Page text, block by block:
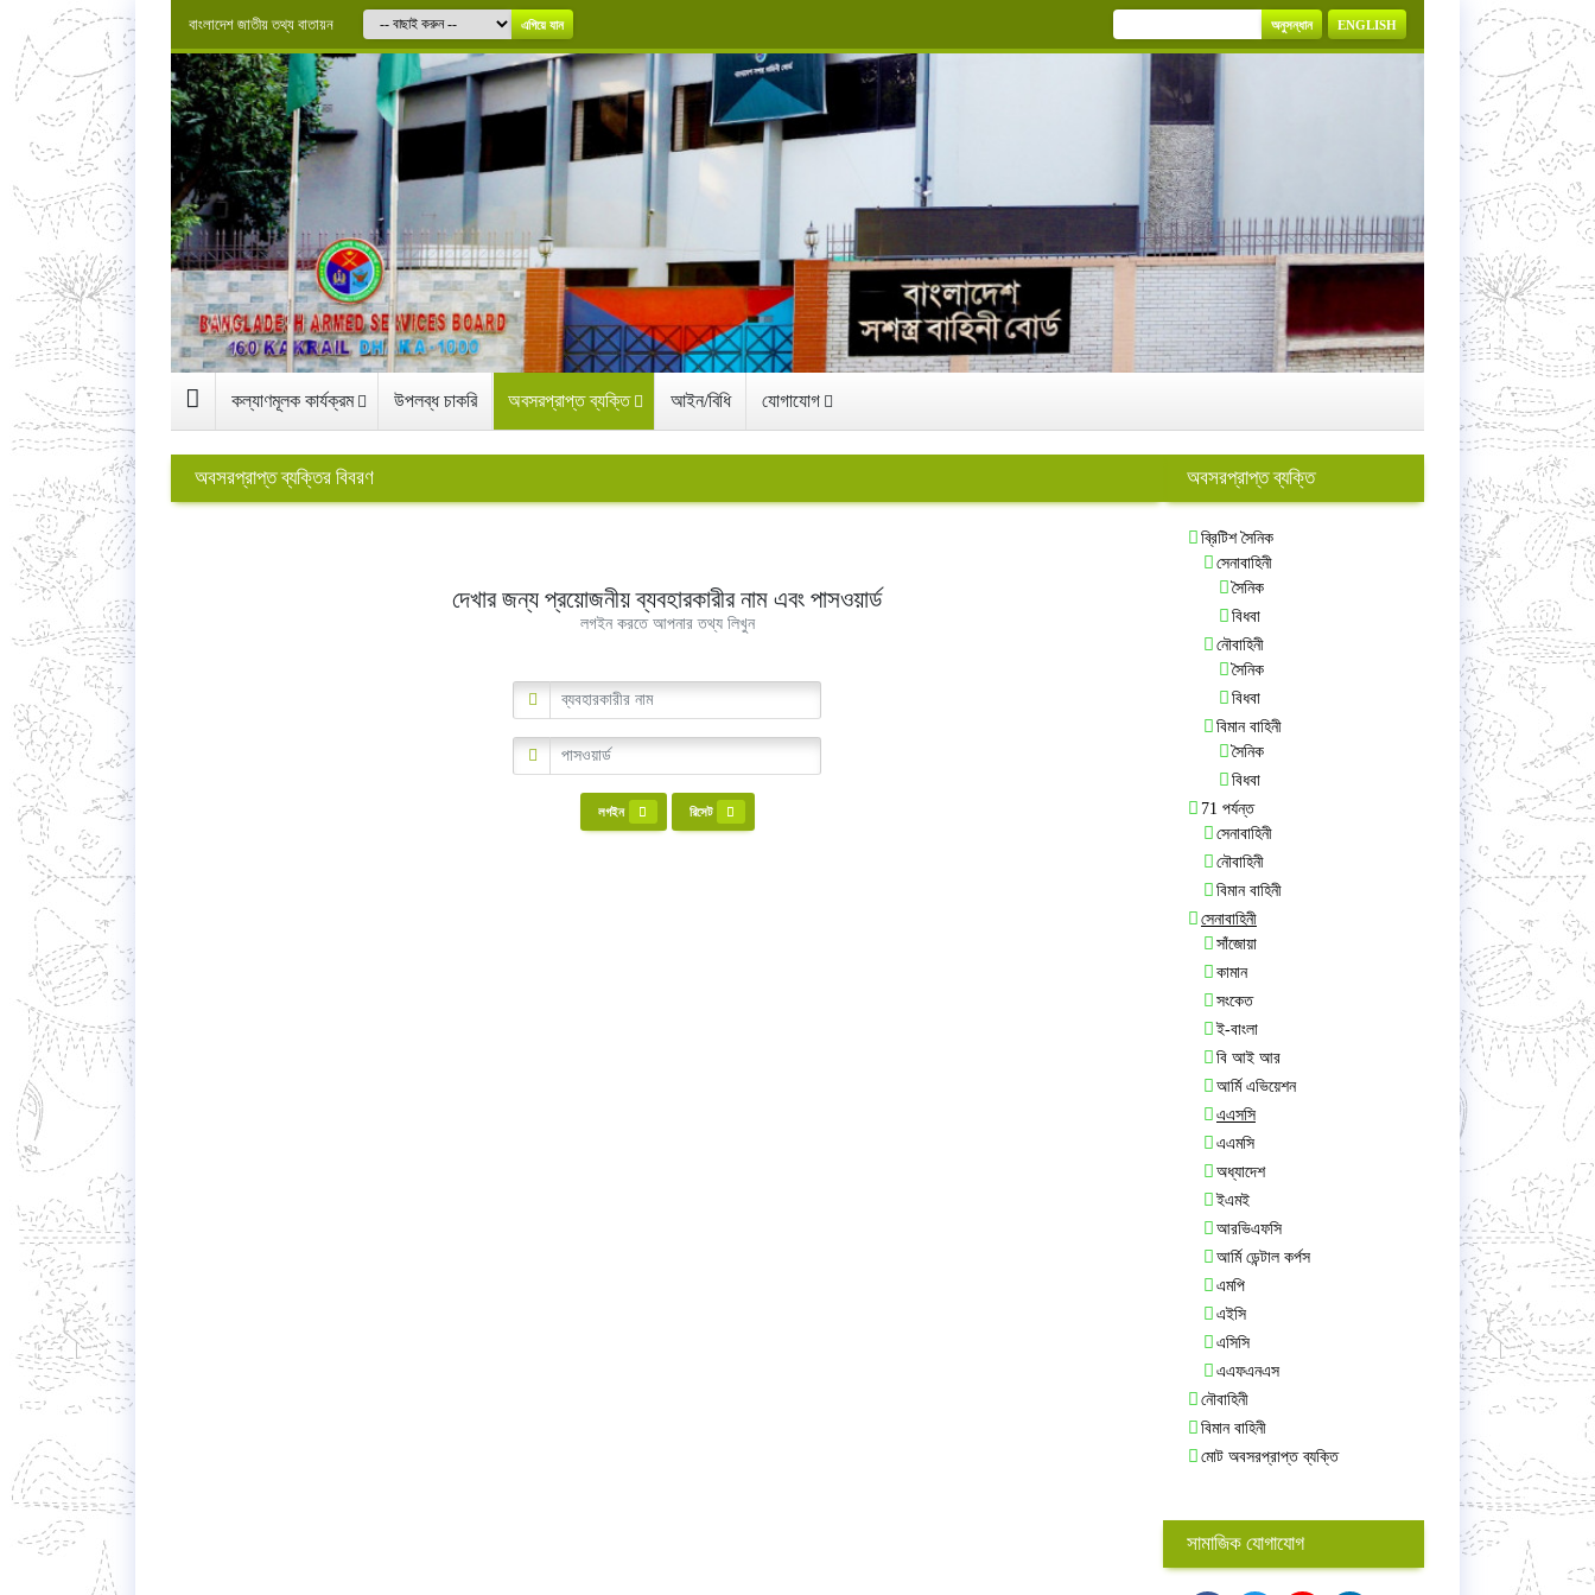
বাংলাদেশ জাতীয় তথ্য বাতায়ন এগিয়ে যান অনুসন্ধান ENGLISH
কল্যাণমূলক কার্যক্রম উপলব্ধ চাকরি অবসরপ্রাপ্ত ব্যক্তি আইন/বিধি যোগাযোগ
অবসরপ্রাপ্ত ব্যক্তির বিবরণ
দেখার জন্য প্রয়োজনীয় ব্যবহারকারীর নাম এবং পাসওয়ার্ড
লগইন করতে আপনার তথ্য লিখুন
লগইন রিসেট
অবসরপ্রাপ্ত ব্যক্তি
ব্রিটিশ সৈনিক
সেনাবাহিনী
সৈনিক
বিধবা
নৌবাহিনী
সৈনিক
বিধবা
বিমান বাহিনী
সৈনিক
বিধবা
71 পর্যন্ত
সেনাবাহিনী
নৌবাহিনী
বিমান বাহিনী
সেনাবাহিনী
সাঁজোয়া
কামান
সংকেত
ই-বাংলা
বি আই আর
আর্মি এভিয়েশন
এএসসি
এএমসি
অধ্যাদেশ
ইএমই
আরভিএফসি
আর্মি ডেন্টাল কর্পস
এমপি
এইসি
এসিসি
এএফএনএস
নৌবাহিনী
বিমান বাহিনী
মোট অবসরপ্রাপ্ত ব্যক্তি
সামাজিক যোগাযোগ